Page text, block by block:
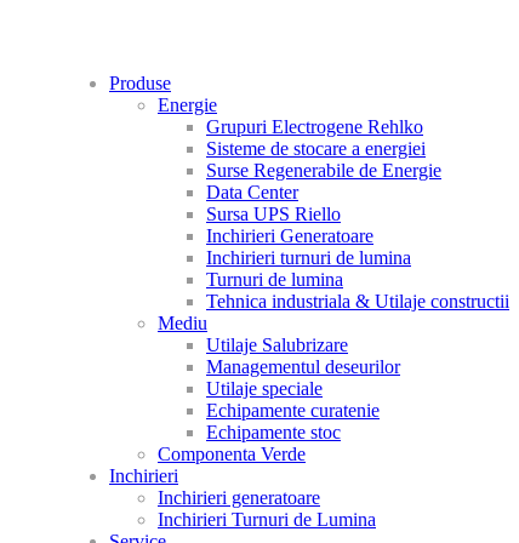
Produse
Energie
Grupuri Electrogene Rehlko
Sisteme de stocare a energiei
Surse Regenerabile de Energie
Data Center
Sursa UPS Riello
Inchirieri Generatoare
Inchirieri turnuri de lumina
Turnuri de lumina
Tehnica industriala & Utilaje constructii
Mediu
Utilaje Salubrizare
Managementul deseurilor
Utilaje speciale
Echipamente curatenie
Echipamente stoc
Componenta Verde
Inchirieri
Inchirieri generatoare
Inchirieri Turnuri de Lumina